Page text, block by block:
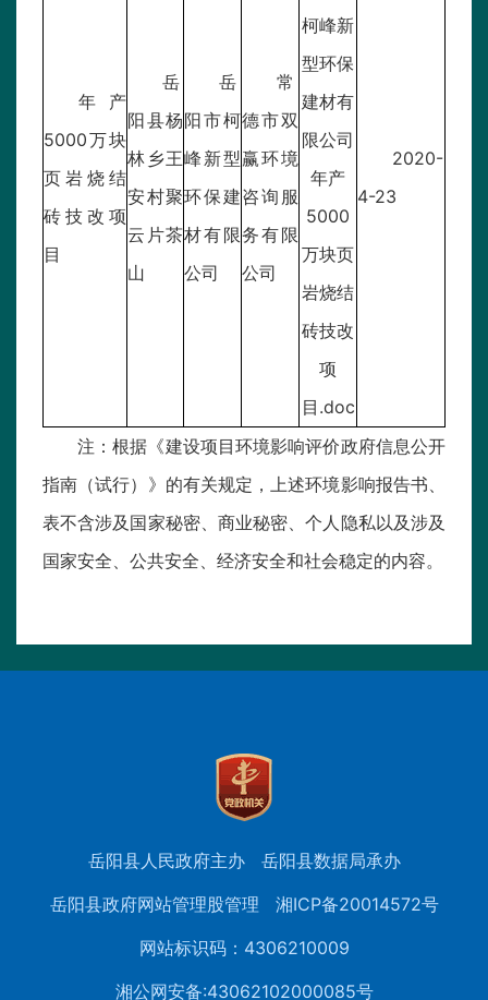
年产
5000万块
页岩烧结
砖技改项
目
岳
阳县杨
林乡王
安村聚
云片茶
山
岳
阳市柯
峰新型
环保建
材有限
公司
常
德市双
赢环境
咨询服
务有限
公司
柯峰新
型环保
建材有
限公司
年产
5000
万块页
岩烧结
砖技改
项
目.doc
2020-
4-23
注：根据《建设项目环境影响评价政府信息公开
指南（试行）》的有关规定，上述环境影响报告书、
表不含涉及国家秘密、商业秘密、个人隐私以及涉及
国家安全、公共安全、经济安全和社会稳定的内容。
岳阳县人民政府主办
岳阳县数据局承办
岳阳县政府网站管理股管理
湘ICP备20014572号
网站标识码：4306210009
湘公网安备:43062102000085号